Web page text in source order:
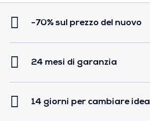
-70% sul prezzo del nuovo
24 mesi di garanzia
14 giorni per cambiare idea